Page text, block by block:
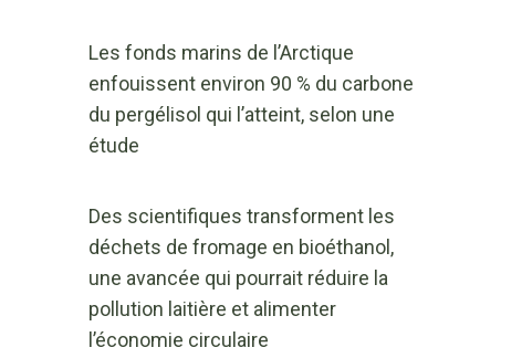
Les fonds marins de l’Arctique
enfouissent environ 90 % du carbone
du pergélisol qui l’atteint, selon une
étude
Des scientifiques transforment les
déchets de fromage en bioéthanol,
une avancée qui pourrait réduire la
pollution laitière et alimenter
l’économie circulaire